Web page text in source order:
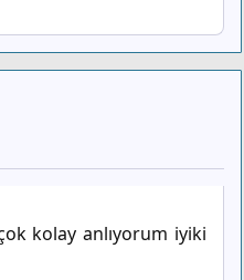
kolay anlıyorum iyiki